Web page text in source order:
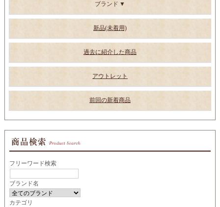
ブランド
新品(未着用)
過去に紹介した商品
アウトレット
前回の新着商品
フリーワード検索
ブランド名
カテゴリ